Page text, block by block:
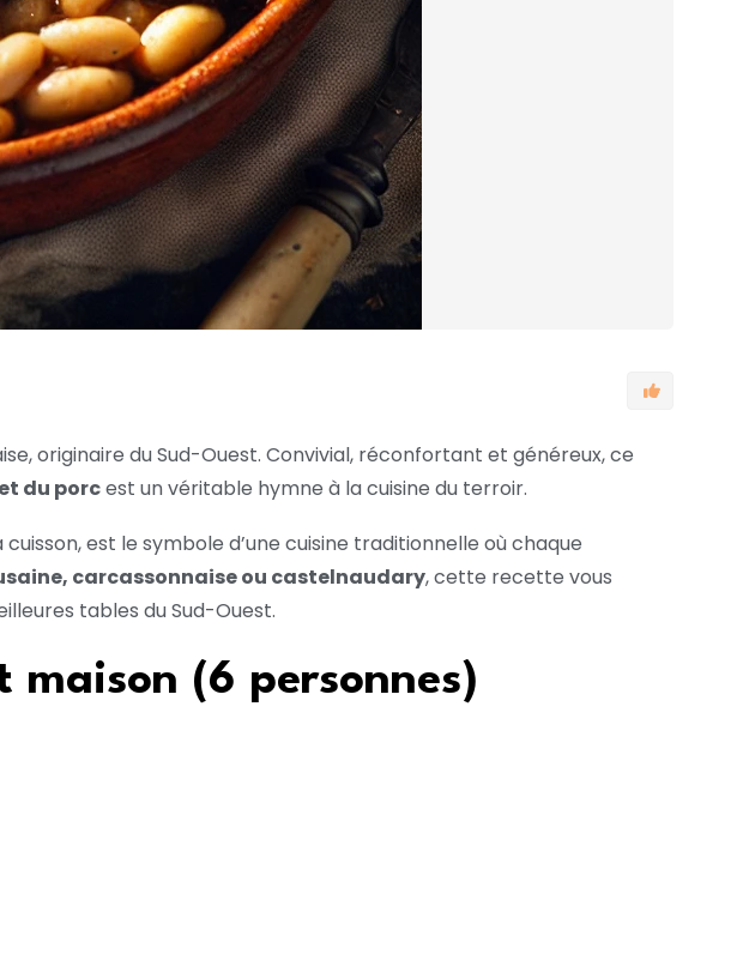
originaire du Sud-Ouest. Convivial, réconfortant et généreux, ce
du porcest un véritable hymne à la cuisine du terroir.
est le symbole d’une cuisine traditionnelle où chaque
carcassonnaise ou castelnaudary, cette recette vous
tables du Sud-Ouest.
maison (6 personnes)